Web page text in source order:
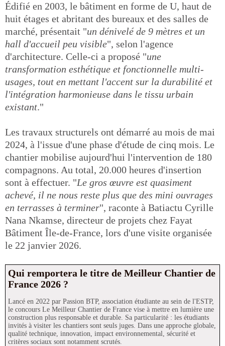
Édifié en 2003, le bâtiment en forme de U, haut de
huit étages et abritant des bureaux et des salles de
marché, présentait "un dénivelé de 9 mètres et un
hall d'accueil peu visible", selon l'agence
d'architecture. Celle-ci a proposé "une
transformation esthétique et fonctionnelle multi-
usages, tout en mettant l'accent sur la durabilité et
l'intégration harmonieuse dans le tissu urbain
existant."
Les travaux structurels ont démarré au mois de mai
2024, à l'issue d'une phase d'étude de cinq mois. Le
chantier mobilise aujourd'hui l'intervention de 180
compagnons. Au total, 20.000 heures d'insertion
sont à effectuer. "Le gros œuvre est quasiment
achevé, il ne nous reste plus que des mini ouvrages
en terrasses à terminer", raconte à Batiactu Cyrille
Nana Nkamse, directeur de projets chez Fayat
Bâtiment Île-de-France, lors d'une visite organisée
le 22 janvier 2026.
Qui remportera le titre de Meilleur Chantier de
France 2026 ?
Lancé en 2022 par Passion BTP, association étudiante au sein de l'ESTP,
le concours Le Meilleur Chantier de France vise à mettre en lumière une
construction plus responsable et durable. Sa particularité : les étudiants
invités à visiter les chantiers sont seuls juges. Dans une approche globale,
qualité technique, innovation, impact environnemental, sécurité et
critères sociaux sont notamment scrutés.